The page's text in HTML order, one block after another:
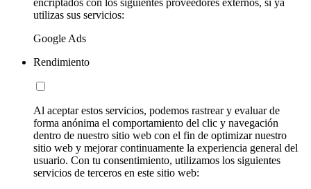
utilizas sus servicios:
Google Ads
Rendimiento
Al aceptar estos servicios, podemos rastrear y evaluar de
forma anónima el comportamiento del clic y navegación
dentro de nuestro sitio web con el fin de optimizar nuestro
sitio web y mejorar continuamente la experiencia general del
usuario. Con tu consentimiento, utilizamos los siguientes
servicios de terceros en este sitio web: